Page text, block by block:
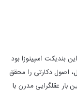
بندیکت اسپینوزا بود
اصول دکارتی را محقق
عقلگرایی مدرن با